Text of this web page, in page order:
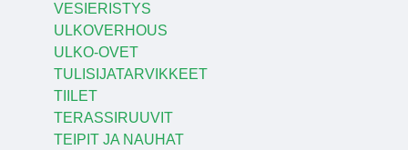
VESIERISTYS
ULKOVERHOUS
ULKO-OVET
TULISIJATARVIKKEET
TIILET
TERASSIRUUVIT
TEIPIT JA NAUHAT